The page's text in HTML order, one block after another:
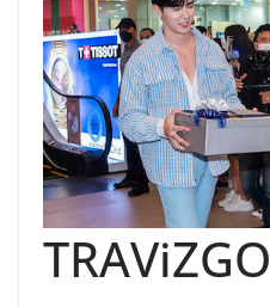
TRAViZGO